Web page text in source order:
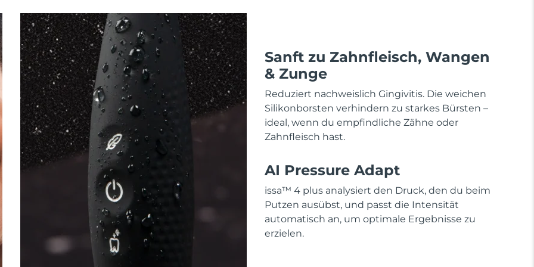
Sanft zu Zahnfleisch, Wangen
& Zunge
Reduziert nachweislich Gingivitis. Die weichen
Silikonborsten verhindern zu starkes Bürsten –
ideal, wenn du empfindliche Zähne oder
Zahnfleisch hast.
AI Pressure Adapt
issa™ 4 plus analysiert den Druck, den du beim
Putzen ausübst, und passt die Intensität
automatisch an, um optimale Ergebnisse zu
erzielen.